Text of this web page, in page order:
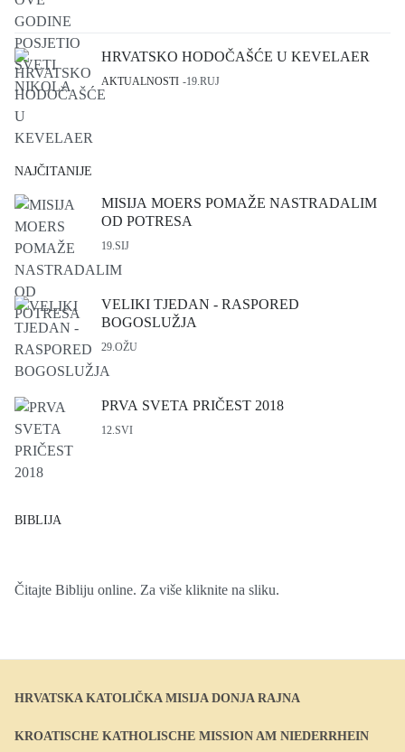
HRVATSKO HODOČAŠĆE U KEVELAER
AKTUALNOSTI 19.RUJ
NAJČITANIJE
MISIJA MOERS POMAŽE NASTRADALIM
OD POTRESA
19.SIJ
VELIKI TJEDAN - RASPORED
BOGOSLUŽJA
29.OŽU
PRVA SVETA PRIČEST 2018
12.SVI
BIBLIJA
Čitajte Bibliju online. Za više kliknite na sliku.
HRVATSKA KATOLIČKA MISIJA DONJA RAJNA
KROATISCHE KATHOLISCHE MISSION AM NIEDERRHEIN